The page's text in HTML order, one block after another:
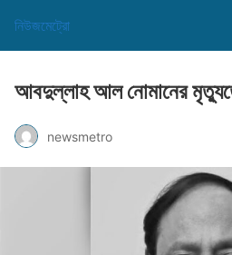
নিউজমেট্রো
আবদুল্লাহ আল নোমানের
newsmetro